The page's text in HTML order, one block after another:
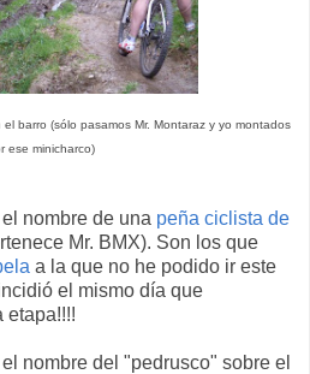
barro (sólo pasamos Mr. Montaraz y yo montados
ese minicharco)
nombre de una peña ciclista de
Mr. BMX). Son los que
a la que no he podido ir este
el mismo día que
etapa!!!!
nombre del "pedrusco" sobre el